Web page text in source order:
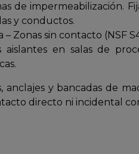
de impermeabilización.
y conductos.
Zonas sin contacto (NSF
aislantes en salas de
anclajes y bancadas de
directo ni incidental